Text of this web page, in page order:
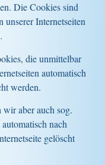
Die Cookies sind
unserer Internetseiten
die unmittelbar
automatisch
werden.
wir aber auch sog.
nach
gelöscht